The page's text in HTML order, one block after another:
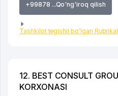
+99878 ...Qo'ng'iroq qilish
Tashkilot tegishli bo'lgan
12. BEST CONSULT
KORXONASI